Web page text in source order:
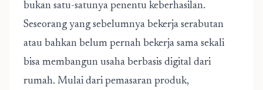
bukan satu-satunya penentu keberhasilan.
Seseorang yang sebelumnya bekerja serabutan
atau bahkan belum pernah bekerja sama sekali
bisa membangun usaha berbasis digital dari
rumah. Mulai dari pemasaran produk,